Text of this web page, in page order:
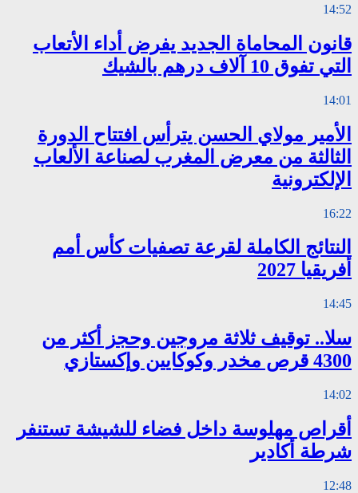
14:52
قانون المحاماة الجديد يفرض أداء الأتعاب
التي تفوق 10 آلاف درهم بالشيك
14:01
الأمير مولاي الحسن يترأس افتتاح الدورة
الثالثة من معرض المغرب لصناعة الألعاب
الإلكترونية
16:22
النتائج الكاملة لقرعة تصفيات كأس أمم
أفريقيا 2027
14:45
سلا.. توقيف ثلاثة مروجين وحجز أكثر من
4300 قرص مخدر وكوكايين وإكستازي
14:02
أقراص مهلوسة داخل فضاء للشيشة تستنفر
شرطة أكادير
12:48